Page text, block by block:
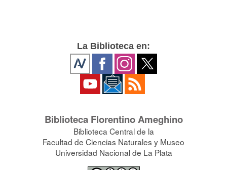
La Biblioteca en:
Biblioteca Florentino Ameghino
Biblioteca Central de la
Facultad de Ciencias Naturales y Museo
Universidad Nacional de La Plata